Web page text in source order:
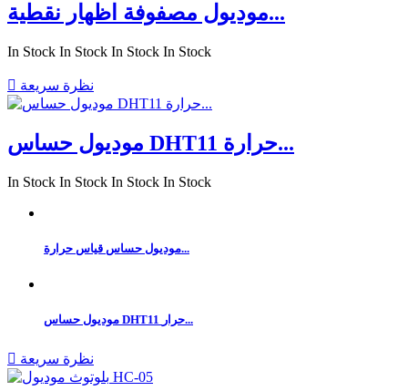
موديول مصفوفة اظهار نقطية...
In Stock In Stock In Stock In Stock
 نظرة سريعة
موديول حساس DHT11 حرارة...
In Stock In Stock In Stock In Stock
موديول حساس قياس حرارة...
موديول حساس DHT11 حرار...
 نظرة سريعة